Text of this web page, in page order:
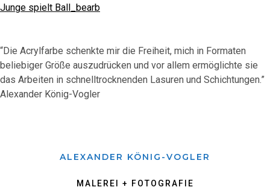
Junge spielt Ball_bearb
“Die Acrylfarbe schenkte mir die Freiheit, mich in Formaten
beliebiger Größe auszudrücken und vor allem ermöglichte sie
das Arbeiten in schnelltrocknenden Lasuren und Schichtungen.”
Alexander König-Vogler
ALEXANDER KÖNIG-VOGLER
MALEREI + FOTOGRAFIE